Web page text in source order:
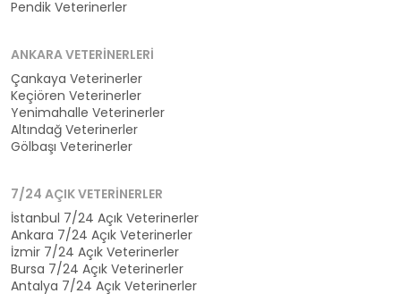
Pendik Veterinerler
ANKARA VETERINERLERI
Çankaya Veterinerler
Keçiören Veterinerler
Yenimahalle Veterinerler
Altındağ Veterinerler
Gölbaşı Veterinerler
7/24 AÇIK VETERINERLER
İstanbul 7/24 Açık Veterinerler
Ankara 7/24 Açık Veterinerler
İzmir 7/24 Açık Veterinerler
Bursa 7/24 Açık Veterinerler
Antalya 7/24 Açık Veterinerler